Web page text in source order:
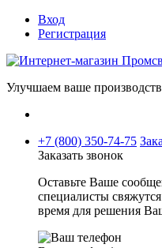
Вход
Регистрация
Улучшаем ваше
+7 (800) 350-74-75
Заказать звонок
Оставьте Ваше
специалисты
время для решения